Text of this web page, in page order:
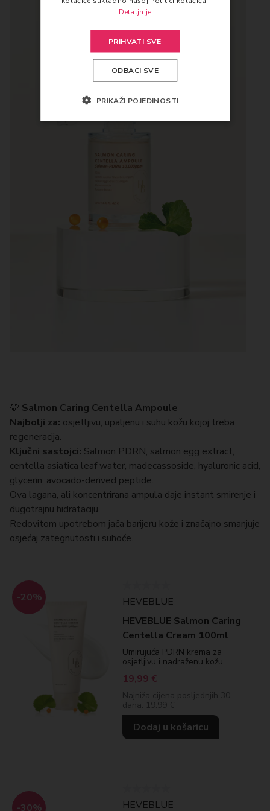
🩵 Salmon Caring Centella Ampoule
Najbolji za: osjetljivu, upaljenu i suhu kožu kojoj treba
regeneracija.
Ključni sastojci: Salmon PDRN, salmon egg extract,
centella asiatica leaf water, madecassoside, hyaluronic acid,
glycerin, avocado-derived peptide.
Ova lagana, ali koncentrirana ampula daje instant smirenje i
dugotrajnu hidrataciju.
Redovitom upotrebom jača barijeru kože i značajno smanjuje
osjećaj zategnutosti i suhoće.
-20%
HEVEBLUE
HEVEBLUE Salmon Caring
Centella Cream 100ml
Umirujuća PDRN krema za
osjetljivu i nadraženu kožu
19,99 €
Najniža cijena posljednjih 30
dana: 19.99 €
Dodaj u košaricu
-30% HEVEBLUE
Detaljnije
PRIHVATI SVE
ODBACI SVE
PRIKAŽI POJEDINOSTI